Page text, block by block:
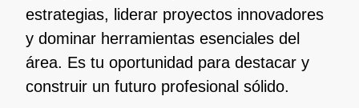
estrategias, liderar proyectos innovadores
y dominar herramientas esenciales del
área. Es tu oportunidad para destacar y
construir un futuro profesional sólido.